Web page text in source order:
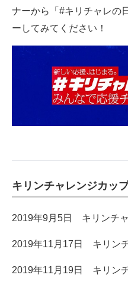
ナーから「#キリチャレの
ーしてみてください！
キリンチャレンジカッ
2019年9月5日 キリンチ
2019年11月17日 キリン
2019年11月19日 キリン